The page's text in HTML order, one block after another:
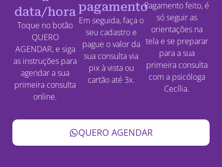
data/hora
Toque no botão
QUERO
AGENDAR, e siga
as instruções para
agendar a sua
primeira consulta
online.
pagamento
Em seguida, faça o
seu cadastro e
pague o valor da
sua consulta via
pix à vista ou
cartão até 3x.
Pagamento feito, é
só seguir as
orientações na
tela e se preparar
para a sua
primeira consulta
com a psicóloga
Cecília.
QUERO AGENDAR